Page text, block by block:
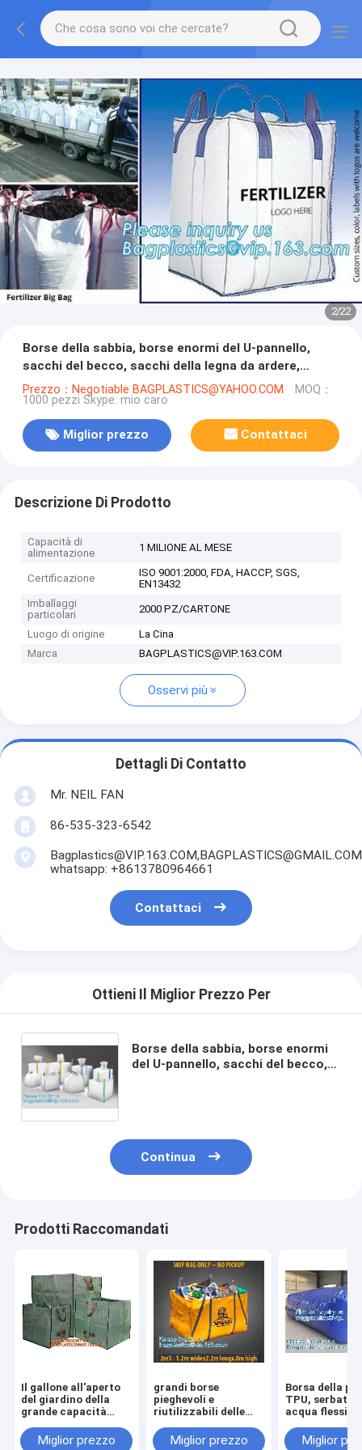
2/22
Borse della sabbia, borse enormi del U-pannello,
sacchi del becco, sacchi della legna da ardere,
sacchi della raccolta, bidone della spazzatura, borse
respirabili
Prezzo：Negotiable BAGPLASTICS@YAHOO.COM MOQ：
1000 pezzi Skype: mio caro
Miglior prezzo Contattaci
Descrizione Di Prodotto
Capacità di
alimentazione
1 MILIONE AL MESE
Certificazione
ISO 9001:2000, FDA, HACCP, SGS,
EN13432
Imballaggi
particolari
2000 PZ/CARTONE
Luogo di origine
La Cina
Marca
BAGPLASTICS@VIP.163.COM
Osservi più
Dettagli Di Contatto
Mr. NEIL FAN
86-535-323-6542
Bagplastics@VIP.163.COM,BAGPLASTICS@GMAIL.COM
whatsapp: +8613780964661
Contattaci
Ottieni Il Miglior Prezzo Per
Borse della sabbia, borse enormi
del U-pannello, sacchi del becco,
Continua
Prodotti Raccomandati
Il gallone all'aperto
del giardino della
grande capacità
borse residue
Miglior prezzo
grandi borse
pieghevoli e
riutilizzabili delle
borsa del bidone
Miglior prezzo
Borsa della
TPU,
acqua
cuscino del
Miglior